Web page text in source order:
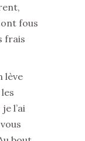
fous
frais
lève
l’ai